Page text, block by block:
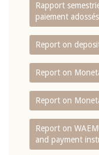
Rapport
paiement
Report on
Report on
Report on
Report on
and payment